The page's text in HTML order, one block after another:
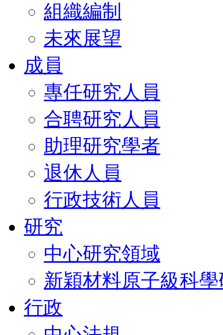
組織編制
未來展望
成員
專任研究人員
合聘研究人員
助理研究學者
退休人員
行政技術人員
研究
中心研究領域
新穎材料原子級科
行政